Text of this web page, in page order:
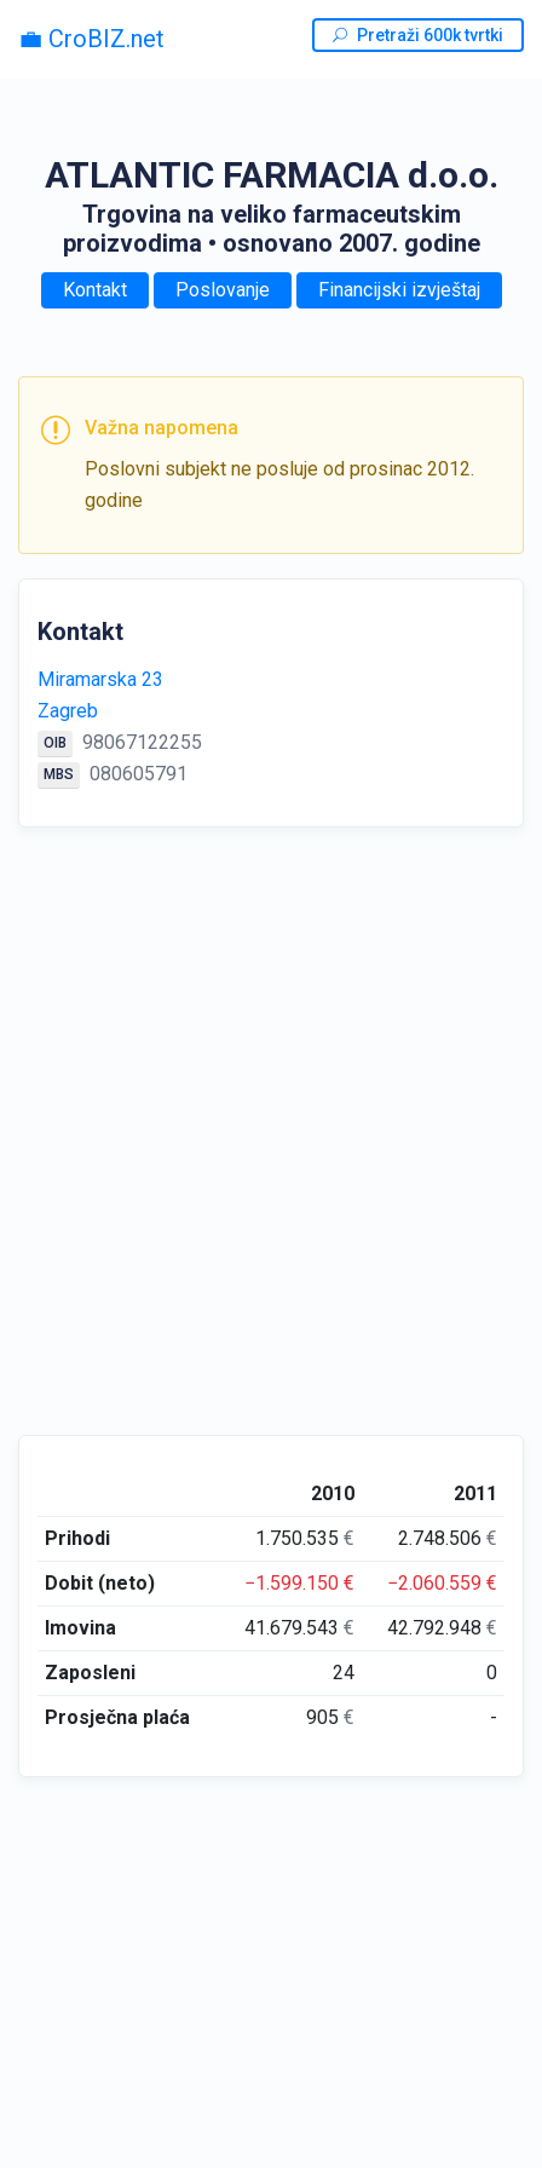
💼 CroBIZ.net Pretraži 600k tvrtki
ATLANTIC FARMACIA d.o.o.
Trgovina na veliko farmaceutskim
proizvodima • osnovano 2007. godine
Kontakt Poslovanje Financijski izvještaj
Važna napomena
Poslovni subjekt ne posluje od prosinac 2012.
godine
Kontakt
Miramarska 23
Zagreb
OIB 98067122255
MBS 080605791
2010
2011
Prihodi
1.750.535€ 2.748.506€
Dobit (neto)
−1.599.150€ −2.060.559€
Imovina
41.679.543€ 42.792.948€
Zaposleni
24
0
Prosječna plaća
905€ -